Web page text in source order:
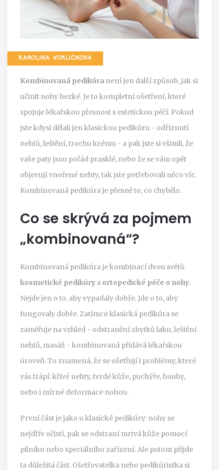
KAROLÍNA VORLÍČKOVÁ
Kombinovaná pedikúra není jen další způsob, jak si
učinit nohy hezké. Je to kompletní ošetření, které
spojuje lékařskou přesnost s estetickou péčí. Pokud
jste kdysi dělali jen klasickou pedikúru - odříznutí
nehtů, leštění, trochu krému - a pak jste si všimli, že
vaše paty jsou pořád prasklé, nebo že se vám opět
objevují vnořené nehty, tak jste potřebovali něco víc.
Kombinovaná pedikúra je přesně to, co chybělo.
Co se skrývá za pojmem
„kombinovaná“?
Kombinovaná pedikúra je kombinací dvou světů:
kosmetické pedikúry a ortopedické péče o nohy.
Nejde jen o to, aby vypadaly dobře. Jde o to, aby
fungovaly dobře. Zatímco klasická pedikúra se
zaměřuje na vzhled - odstranění zbytků laku, leštění
nehtů, masáž - kombinovaná přidává lékařskou
úroveň. To znamená, že se ošetřují i problémy, které
vás trápí: křivé nehty, tvrdé kůže, puchýře, houby,
nebo i mírné deformace nohou.
První část je jako u klasické pedikúry: nohy se
nejdřív očistí, pak se odstraní mrtvá kůže pomocí
pilníku nebo speciálního zařízení. Ale potom přijde
ta důležitá část. Ošetřovatelka nebo pedikúristka si